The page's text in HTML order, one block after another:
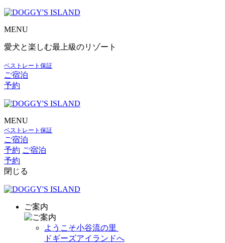
MENU
愛犬と楽しむ最上級のリゾート
ベストレート保証
ご宿泊
予約
MENU
ベストレート保証
ご宿泊
予約 ご宿泊
予約
閉じる
ご案内
ようこそ小谷流の里
ドギーズアイランドへ